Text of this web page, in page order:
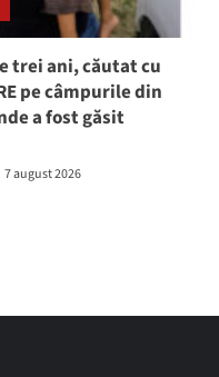
trei ani, căutat cu
pe câmpurile din
a fost găsit
7 august 2026